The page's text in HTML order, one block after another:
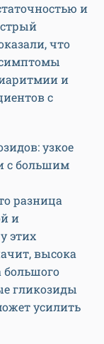
и
что
и
с
узкое
с большим
разница
и
этих
высока
большого
гликозиды
усилить